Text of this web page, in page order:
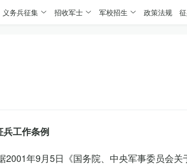
义务兵征集 招收军士 军校招生 政策法规
兵工作条例
2001年9月5日《国务院、中央军事委员会